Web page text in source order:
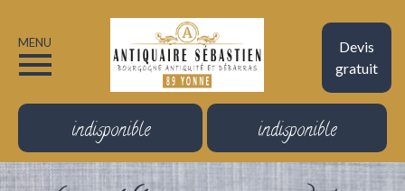
Devis
gratuit
MENU
indisponible indisponible